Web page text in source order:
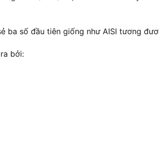
ba số đầu tiên giống như AISI tương
bởi: